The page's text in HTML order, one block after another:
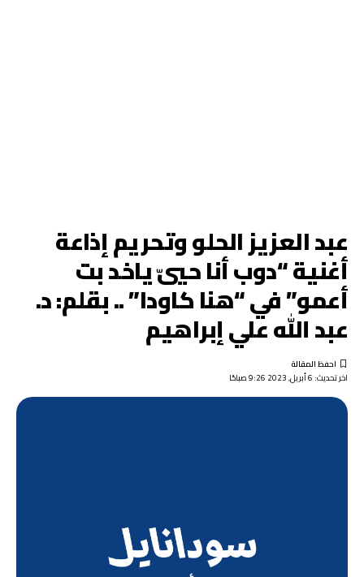
عبد العزيز الحلو وتحريم إذاعة
أغنية “دوب أنا حييّ ياخد بت
أعمو” في “هنا كاودا” .. بقلم: د.
عبد الله علي إبراهيم
اخر تحديث: 6 أبريل, 2023 9:26 صباحًا